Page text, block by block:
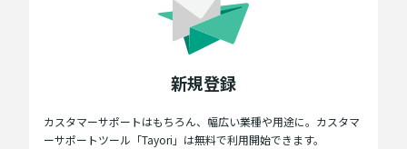
新規登録
カスタマーサポートはもちろん、幅広い業種や用途に。カスタマ
ーサポートツール「Tayori」は無料で利用開始できます。